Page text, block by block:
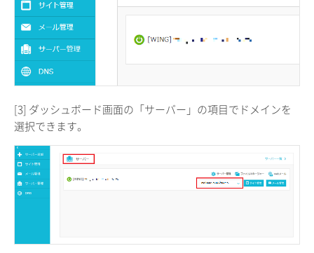
[3] ダッシュボード画面の「サーバー」の項目でドメインを
選択できます。